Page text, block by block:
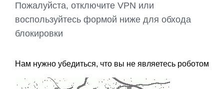
Пожалуйста, отключите VPN или
воспользуйтесь формой ниже для обхода
блокировки
Нам нужно убедиться, что вы не являетесь роботом